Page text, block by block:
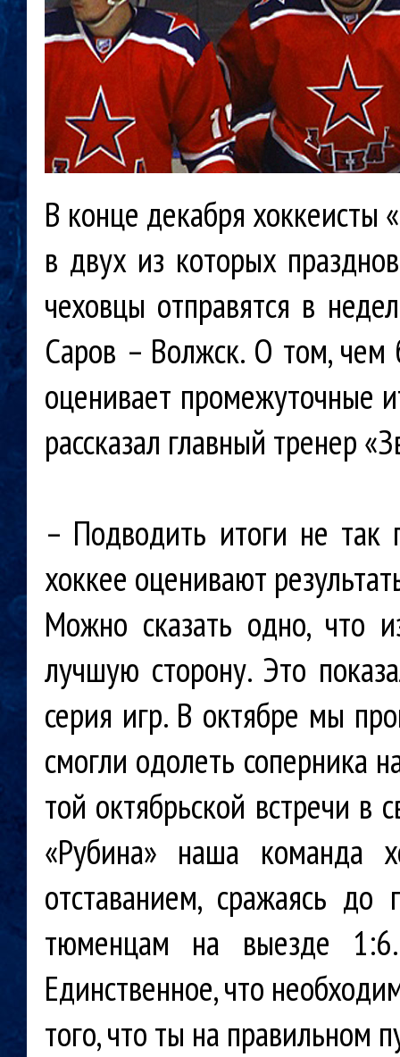
В конце декабря
в двух из которых
чеховцы отправятся в
Саров – Волжск. О том, чем
оценивает промежуточные
рассказал главный тренер
– Подводить итоги не так
хоккее оценивают
Можно сказать одно, что
лучшую сторону. Это
серия игр. В октябре мы
смогли одолеть соперника
той октябрьской встречи в
«Рубина» наша команда
отставанием, сражаясь
тюменцам на выезде
Единственное, что
того, что ты на правильном